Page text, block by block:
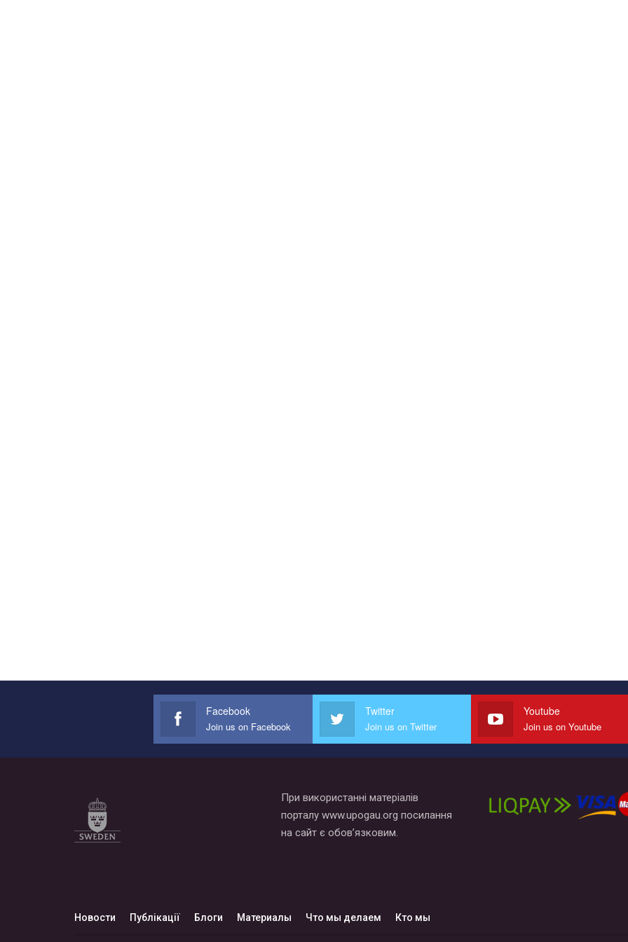
Facebook
Join us on Facebook
Twitter
Join us on Twitter
Youtube
Join us on Youtube
При використанні матеріалів
порталу www.upogau.org посилання
на сайт є обов’язковим.
Новости Публікації Блоги Материалы Что мы делаем Кто мы